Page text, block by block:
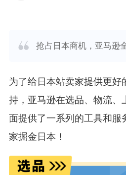
抢占日本商机，亚马逊
为了给日本站卖家提供更好
持，亚马逊在选品、物流、
面提供了一系列的工具和服
家掘金日本！